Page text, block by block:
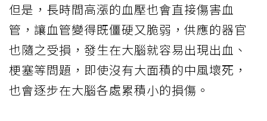
但是，長時間高漲的血壓也會直接傷害血
管，讓血管變得既僵硬又脆弱，供應的器官
也隨之受損，發生在大腦就容易出現出血、
梗塞等問題，即使沒有大面積的中風壞死，
也會逐步在大腦各處累積小的損傷。